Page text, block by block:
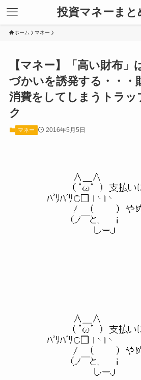
投資マネーまと
ホーム マネー
【マネー】「高い財布
づかいを誘発する・・・
消費をしてしまうトラッ
ク
マネー 2016年5月5日